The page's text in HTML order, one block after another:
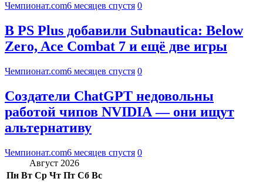
Чемпионат.com6 месяцев спустя 0
В PS Plus добавили Subnautica: Below
Zero, Ace Combat 7 и ещё две игры
Чемпионат.com6 месяцев спустя 0
Создатели ChatGPT недовольны
работой чипов NVIDIA — они ищут
альтернативу
Чемпионат.com6 месяцев спустя 0
Август 2026
Пн Вт Ср Чт Пт Сб Вс